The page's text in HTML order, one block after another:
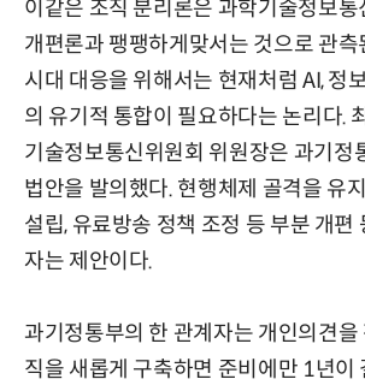
이같은 조직 분리론은 과학기술정보
개편론과 팽팽하게맞서는 것으로 관측
시대 대응을 위해서는 현재처럼 AI, 정
의 유기적 통합이 필요하다는 논리다.
기술정보통신위원회 위원장은 과기정
법안을 발의했다. 현행체제 골격을 유
설립, 유료방송 정책 조정 등 부분 개편
자는 제안이다.
과기정통부의 한 관계자는 개인의견을
직을 새롭게 구축하면 준비에만 1년이